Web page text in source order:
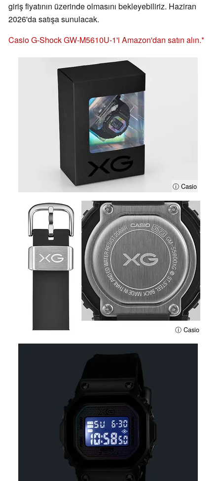
giriş fiyatının üzerinde olmasını bekleyebiliriz. Haziran
2026'da satışa sunulacak.
Casio G-Shock GW-M5610U-1'i Amazon'dan satın alın.
ⓘ Casio
ⓘ Casio